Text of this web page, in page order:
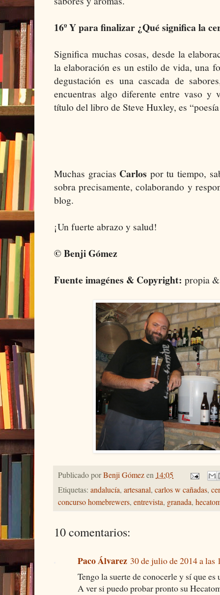
16º Y para finalizar ¿Qué significa la
Significa muchas cosas, desde la
la elaboración es un estilo de vida, una
degustación es una cascada de
encuentras algo diferente entre vaso y
título del libro de Steve Huxley, es
Muchas gracias Carlos por tu tiempo,
sobra precisamente, colaborando y
blog.
¡Un fuerte abrazo y salud!
© Benji Gómez
Fuente imagénes & Copyright: propia
Publicado porBenji Gómezen 14:05
Etiquetas: andalucía, artesanal, carlos w cañadas,
concurso homebrewers, entrevista, granada,
10 comentarios:
Paco Álvarez 30 de julio de 2014 a las
Tengo la suerte de conocerle y sí que es
A ver si puedo probar pronto su